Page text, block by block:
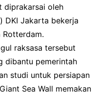
diprakarsai oleh
DKI Jakarta bekerja
Rotterdam.
raksasa tersebut
dibantu pemerintah
studi untuk persiapan
Sea Wall memakan